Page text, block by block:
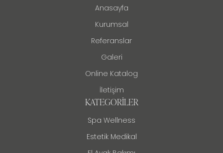
Anasayfa
Kurumsal
Referanslar
Galeri
Online Katalog
İletişim
KATEGORILER
Spa Wellness
Estetik Medikal